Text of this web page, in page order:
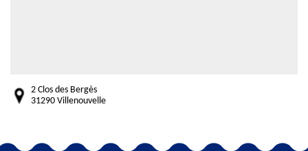
2 Clos des Bergès
31290 Villenouvelle